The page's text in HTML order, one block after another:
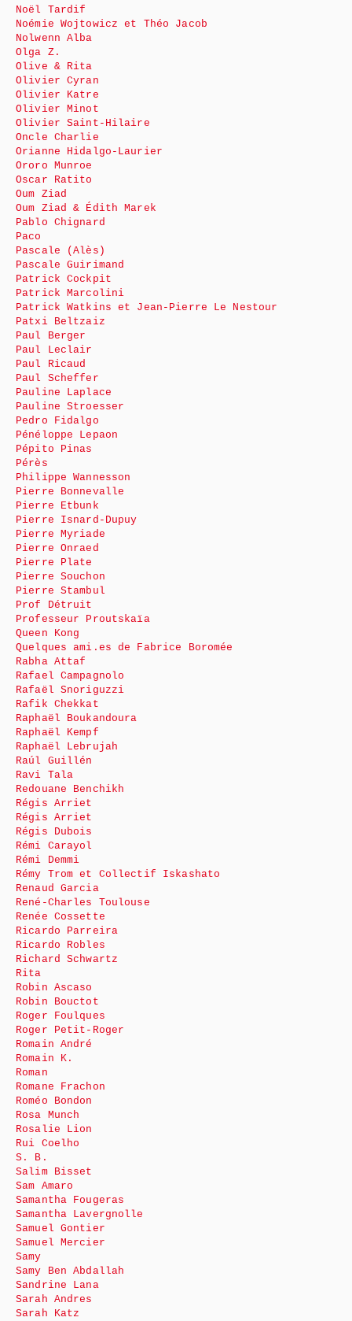
Noël Tardif
Noémie Wojtowicz et Théo Jacob
Nolwenn Alba
Olga Z.
Olive & Rita
Olivier Cyran
Olivier Katre
Olivier Minot
Olivier Saint-Hilaire
Oncle Charlie
Orianne Hidalgo-Laurier
Ororo Munroe
Oscar Ratito
Oum Ziad
Oum Ziad & Édith Marek
Pablo Chignard
Paco
Pascale (Alès)
Pascale Guirimand
Patrick Cockpit
Patrick Marcolini
Patrick Watkins et Jean-Pierre Le Nestour
Patxi Beltzaiz
Paul Berger
Paul Leclair
Paul Ricaud
Paul Scheffer
Pauline Laplace
Pauline Stroesser
Pedro Fidalgo
Pénéloppe Lepaon
Pépito Pinas
Pérès
Philippe Wannesson
Pierre Bonnevalle
Pierre Etbunk
Pierre Isnard-Dupuy
Pierre Myriade
Pierre Onraed
Pierre Plate
Pierre Souchon
Pierre Stambul
Prof Détruit
Professeur Proutskaïa
Queen Kong
Quelques ami.es de Fabrice Boromée
Rabha Attaf
Rafael Campagnolo
Rafaël Snoriguzzi
Rafik Chekkat
Raphaël Boukandoura
Raphaël Kempf
Raphaël Lebrujah
Raúl Guillén
Ravi Tala
Redouane Benchikh
Régis Arriet
Régis Arriet
Régis Dubois
Rémi Carayol
Rémi Demmi
Rémy Trom et Collectif Iskashato
Renaud Garcia
René-Charles Toulouse
Renée Cossette
Ricardo Parreira
Ricardo Robles
Richard Schwartz
Rita
Robin Ascaso
Robin Bouctot
Roger Foulques
Roger Petit-Roger
Romain André
Romain K.
Roman
Romane Frachon
Roméo Bondon
Rosa Munch
Rosalie Lion
Rui Coelho
S. B.
Salim Bisset
Sam Amaro
Samantha Fougeras
Samantha Lavergnolle
Samuel Gontier
Samuel Mercier
Samy
Samy Ben Abdallah
Sandrine Lana
Sarah Andres
Sarah Katz